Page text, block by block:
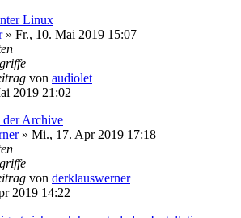
Linux
» Fr., 10. Mai 2019 15:07
von audiolet
2019 21:02
der Archive
» Mi., 17. Apr 2019 17:18
von derklauswerner
2019 14:22